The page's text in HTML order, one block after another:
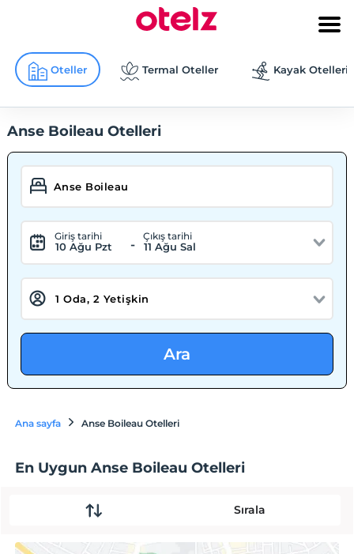
Oteller Termal Oteller Kayak Otelleri
Anse Boileau Otelleri
Giriş tarihi
10 Ağu Pzt -
Çıkış tarihi
11 Ağu Sal
Ara
Ana sayfa Anse Boileau Otelleri
En Uygun Anse Boileau Otelleri
Sırala